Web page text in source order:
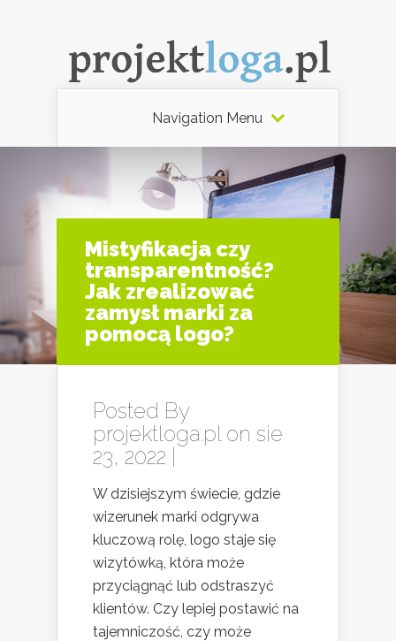
Navigation Menu
Mistyfikacja czy
transparentność?
Jak zrealizować
zamysł marki za
pomocą logo?
Posted By
projektloga.pl on sie
23, 2022 |
W dzisiejszym świecie, gdzie
wizerunek marki odgrywa
kluczową rolę, logo staje się
wizytówką, która może
przyciągnąć lub odstraszyć
klientów. Czy lepiej postawić na
tajemniczość, czy może